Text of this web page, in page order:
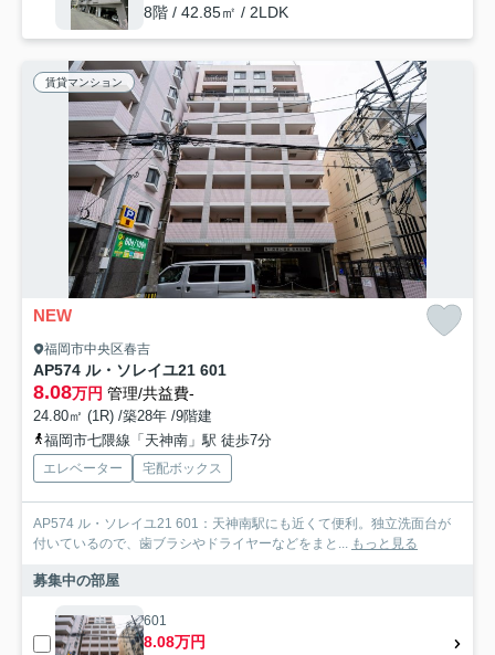
8階 / 42.85㎡ / 2LDK
賃貸マンション
NEW
福岡市中央区春吉
AP574 ル・ソレイユ21 601
8.08万円 管理/共益費-
24.80㎡ (1R) /築28年 /9階建
福岡市七隈線「天神南」駅 徒歩7分
エレベーター 宅配ボックス
AP574 ル・ソレイユ21 601：天神南駅にも近くて便利。独立洗面台が
付いているので、歯ブラシやドライヤーなどをまと... もっと見る
募集中の部屋
601
8.08万円